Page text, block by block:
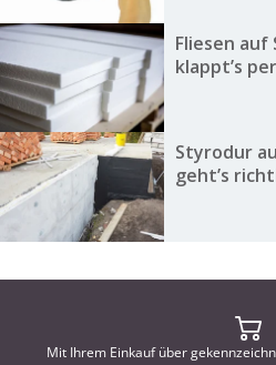
Fliesen
klappt’s
Styrodur
geht’s
Mit Ihrem Einkauf über